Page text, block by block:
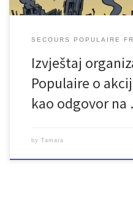
SECOURS POPULAIRE
Izvještaj
Populaire o
kao odgovor
by Tamara